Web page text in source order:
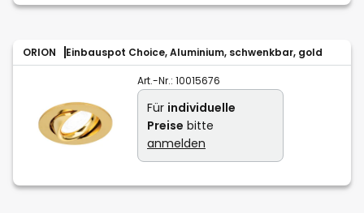
ORION Einbauspot Choice, Aluminium, schwenkbar, gold
Art.-Nr.: 10015676
Für individuelle
Preise bitte
anmelden